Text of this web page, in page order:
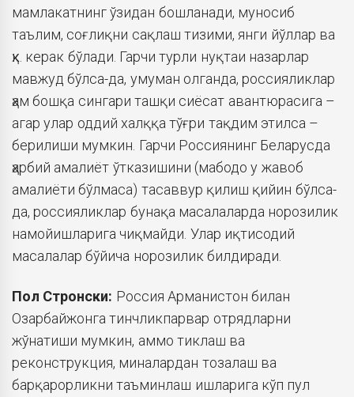
мамлакатнинг ўзидан бошланади, муносиб
таълим, соғлиқни сақлаш тизими, янги йўллар ва
ҳк. керак бўлади. Гарчи турли нуқтаи назарлар
мавжуд бўлса-да, умуман олганда, россияликлар
ҳам бошқа сингари ташқи сиёсат авантюрасига –
агар улар оддий халққа тўғри тақдим этилса –
берилиши мумкин. Гарчи Россиянинг Беларусда
ҳарбий амалиёт ўтказишини (мабодо у жавоб
амалиёти бўлмаса) тасаввур қилиш қийин бўлса-
да, россияликлар бунақа масалаларда норозилик
намойишларига чиқмайди. Улар иқтисодий
масалалар бўйича норозилик билдиради.
Пол Стронски: Россия Арманистон билан
Озарбайжонга тинчликпарвар отрядларни
жўнатиши мумкин, аммо тиклаш ва
реконструкция, миналардан тозалаш ва
барқарорликни таъминлаш ишларига кўп пул